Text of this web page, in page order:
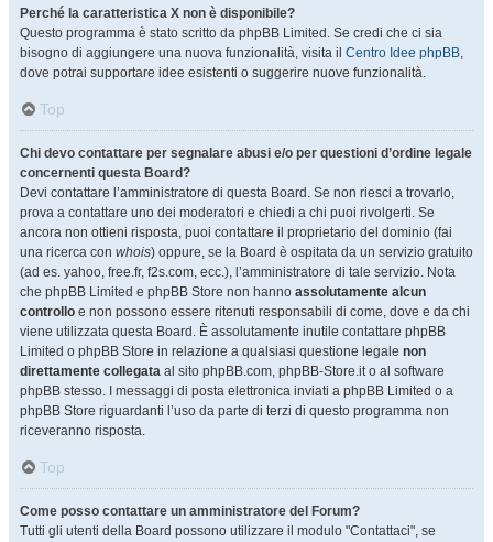
Perché la caratteristica X non è disponibile?
Questo programma è stato scritto da phpBB Limited. Se credi che ci sia
bisogno di aggiungere una nuova funzionalità, visita il Centro Idee phpBB,
dove potrai supportare idee esistenti o suggerire nuove funzionalità.
Top
Chi devo contattare per segnalare abusi e/o per questioni d’ordine legale
concernenti questa Board?
Devi contattare l’amministratore di questa Board. Se non riesci a trovarlo,
prova a contattare uno dei moderatori e chiedi a chi puoi rivolgerti. Se
ancora non ottieni risposta, puoi contattare il proprietario del dominio (fai
una ricerca con whois) oppure, se la Board è ospitata da un servizio gratuito
(ad es. yahoo, free.fr, f2s.com, ecc.), l’amministratore di tale servizio. Nota
che phpBB Limited e phpBB Store non hanno assolutamente alcun
controllo e non possono essere ritenuti responsabili di come, dove e da chi
viene utilizzata questa Board. È assolutamente inutile contattare phpBB
Limited o phpBB Store in relazione a qualsiasi questione legale non
direttamente collegata al sito phpBB.com, phpBB-Store.it o al software
phpBB stesso. I messaggi di posta elettronica inviati a phpBB Limited o a
phpBB Store riguardanti l’uso da parte di terzi di questo programma non
riceveranno risposta.
Top
Come posso contattare un amministratore del Forum?
Tutti gli utenti della Board possono utilizzare il modulo "Contattaci", se